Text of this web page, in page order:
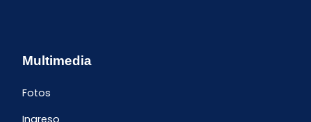
Multimedia
Fotos